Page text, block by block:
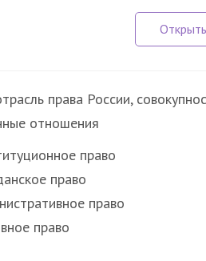
права России,
отношения
право
право
право
право